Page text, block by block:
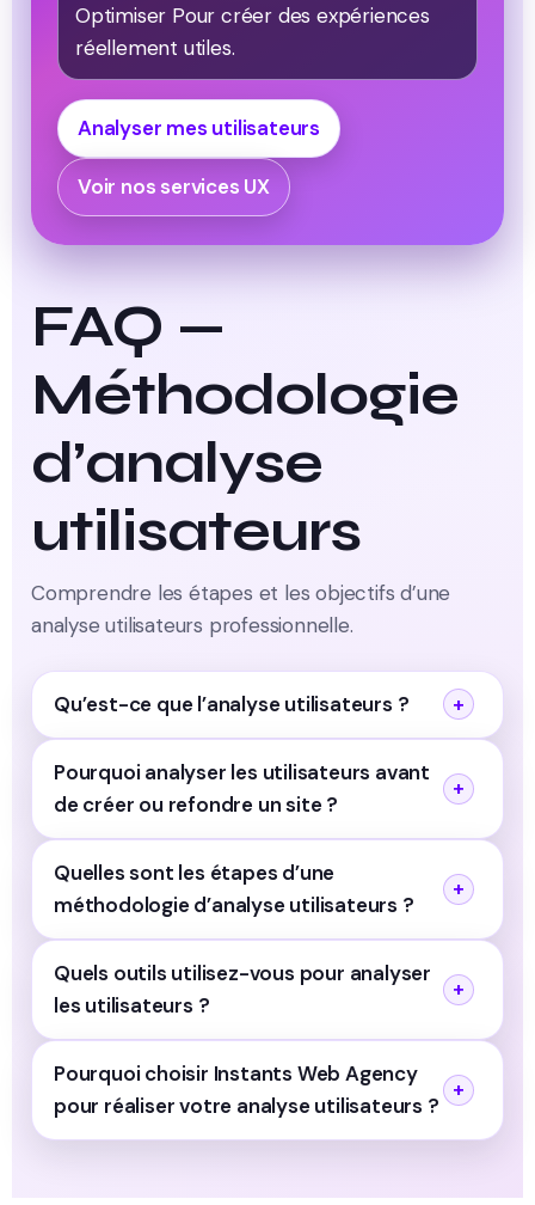
FAQ —
Méthodologie
d’analyse
utilisateurs
Comprendre les étapes et les objectifs d’une
analyse utilisateurs professionnelle.
Qu’est-ce que l’analyse utilisateurs ?
Pourquoi analyser les utilisateurs avant
de créer ou refondre un site ?
Quelles sont les étapes d’une
méthodologie d’analyse utilisateurs ?
Quels outils utilisez-vous pour analyser
les utilisateurs ?
Pourquoi choisir Instants Web Agency
pour réaliser votre analyse utilisateurs ?
Optimiser Pour créer des expériences
réellement utiles.
Analyser mes utilisateurs
Voir nos services UX